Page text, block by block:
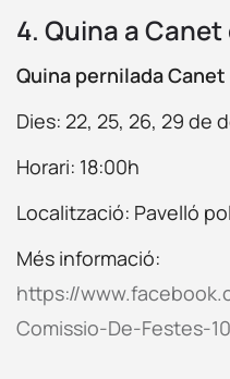
4. Quina a Canet
Quina pernilada Canet
Dies: 22, 25, 26, 29 de
Horari: 18:00h
Localització: Pavelló
Més informació:
https://
Comissio-De-Festes-